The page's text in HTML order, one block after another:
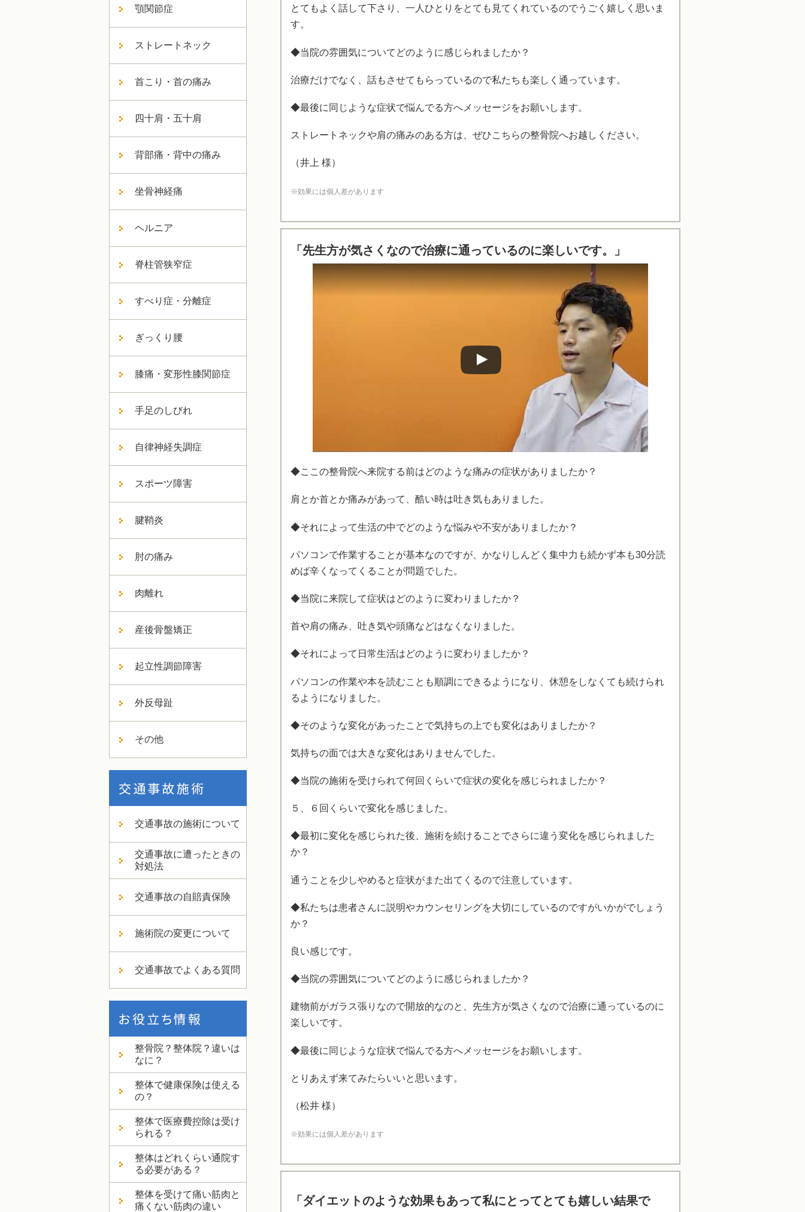
顎関節症
ストレートネック
首こり・首の痛み
四十肩・五十肩
背部痛・背中の痛み
坐骨神経痛
ヘルニア
脊柱管狭窄症
すべり症・分離症
ぎっくり腰
膝痛・変形性膝関節症
手足のしびれ
自律神経失調症
スポーツ障害
腱鞘炎
肘の痛み
肉離れ
産後骨盤矯正
起立性調節障害
外反母趾
その他
交通事故の施術について
交通事故に遭ったときの
対処法
交通事故の自賠責保険
施術院の変更について
交通事故でよくある質問
整骨院？整体院？違いは
なに？
整体で健康保険は使える
の？
整体で医療費控除は受け
られる？
整体はどれくらい通院す
る必要がある？
整体を受けて痛い筋肉と
痛くない筋肉の違い
とてもよく話して下さり、一人ひとりをとても見てくれているのでうごく嬉しく思いま
す。
◆当院の雰囲気についてどのように感じられましたか？
治療だけでなく、話もさせてもらっているので私たちも楽しく通っています。
◆最後に同じような症状で悩んでる方へメッセージをお願いします。
ストレートネックや肩の痛みのある方は、ぜひこちらの整骨院へお越しください。
（井上 様）
※効果には個人差があります
「先生方が気さくなので治療に通っているのに楽しいです。」
Watch this video on YouTube
◆ここの整骨院へ来院する前はどのような痛みの症状がありましたか？
肩とか首とか痛みがあって、酷い時は吐き気もありました。
◆それによって生活の中でどのような悩みや不安がありましたか？
パソコンで作業することが基本なのですが、かなりしんどく集中力も続かず本も30分読
めば辛くなってくることが問題でした。
◆当院に来院して症状はどのように変わりましたか？
首や肩の痛み、吐き気や頭痛などはなくなりました。
◆それによって日常生活はどのように変わりましたか？
パソコンの作業や本を読むことも順調にできるようになり、休憩をしなくても続けられ
るようになりました。
◆そのような変化があったことで気持ちの上でも変化はありましたか？
気持ちの面では大きな変化はありませんでした。
◆当院の施術を受けられて何回くらいで症状の変化を感じられましたか？
５、６回くらいで変化を感じました。
◆最初に変化を感じられた後、施術を続けることでさらに違う変化を感じられました
か？
通うことを少しやめると症状がまた出てくるので注意しています。
◆私たちは患者さんに説明やカウンセリングを大切にしているのですがいかがでしょう
か？
良い感じです。
◆当院の雰囲気についてどのように感じられましたか？
建物前がガラス張りなので開放的なのと、先生方が気さくなので治療に通っているのに
楽しいです。
◆最後に同じような症状で悩んでる方へメッセージをお願いします。
とりあえず来てみたらいいと思います。
（松井 様）
※効果には個人差があります
「ダイエットのような効果もあって私にとってとても嬉しい結果で